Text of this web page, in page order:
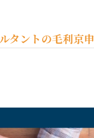
タントの毛利京